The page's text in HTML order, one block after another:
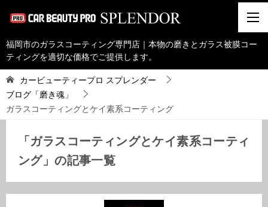
福岡市のガラスコーティング専門店｜本物の磨きとガラス被膜コー
ティングを適切な価格でご提供します。
カービューティープロ スプレンダー
ブログ「磨き魂」
ガラスコーティングとケイ素系コーティング
「ガラスコーティングとケイ素系コーティ
ング」の記事一覧